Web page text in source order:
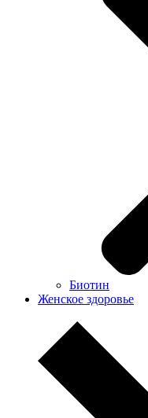
Биотин
Женское здоровье